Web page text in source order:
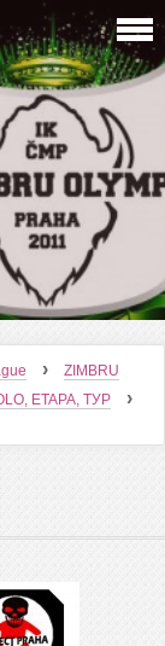
›
ZIMBRU
ETAPA, ТУР ›